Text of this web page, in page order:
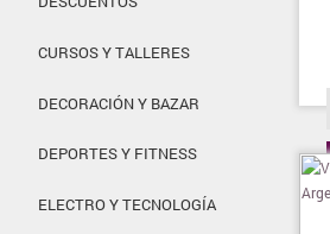
CURSOS Y TALLERES
DECORACIÓN Y BAZAR
DEPORTES Y FITNESS
ELECTRO Y TECNOLOGÍA